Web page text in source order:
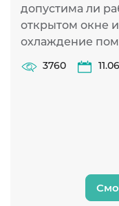
допустима ли
открытом окне
охлаждение
3760